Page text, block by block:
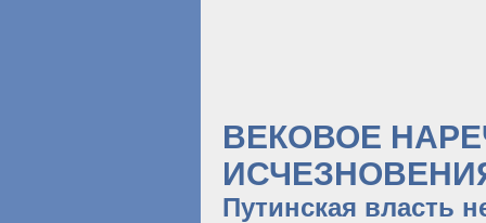
ВЕКОВОЕ
Путинская власть